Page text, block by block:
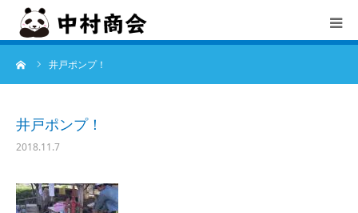
井戸ポンプ！
井戸ポンプ！
2018.11.7
TOP
中村商会とは
サービス